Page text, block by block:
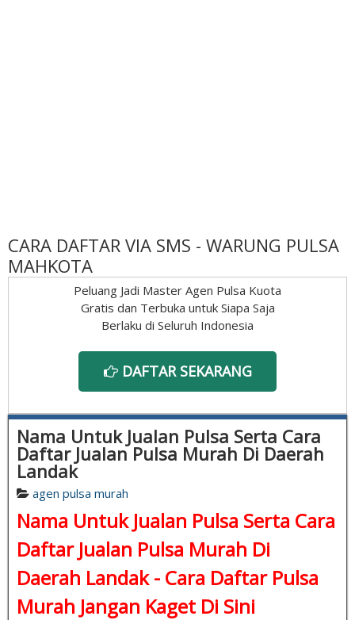
CARA DAFTAR VIA SMS - WARUNG PULSA
MAHKOTA
Peluang Jadi Master Agen Pulsa Kuota
Gratis dan Terbuka untuk Siapa Saja
Berlaku di Seluruh Indonesia
DAFTAR SEKARANG
Nama Untuk Jualan Pulsa Serta Cara
Daftar Jualan Pulsa Murah Di Daerah
Landak
agen pulsa murah
Nama Untuk Jualan Pulsa Serta Cara
Daftar Jualan Pulsa Murah Di
Daerah Landak - Cara Daftar Pulsa
Murah Jangan Kaget Di Sini